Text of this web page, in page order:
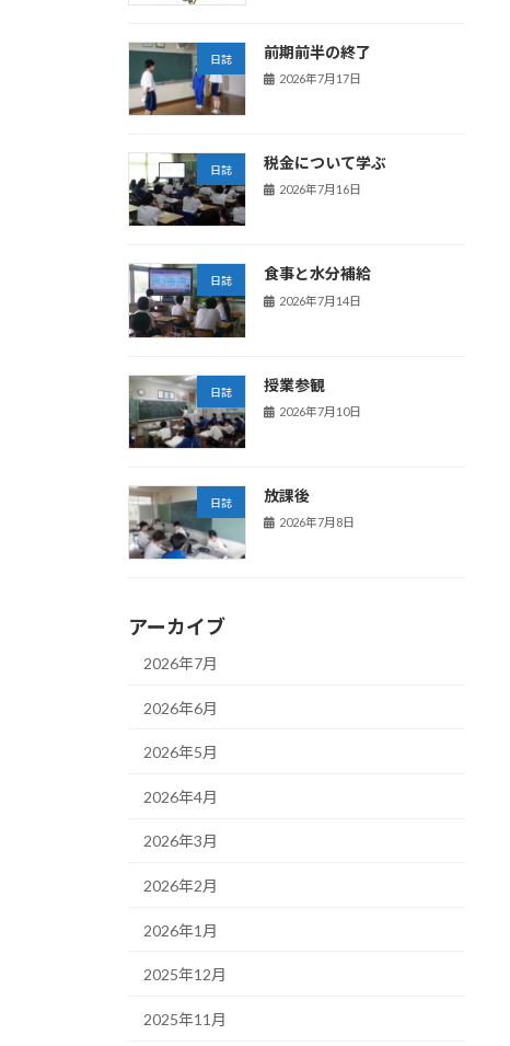
日誌 前期前半の終了
2026年7月17日
日誌 税金について学ぶ
2026年7月16日
日誌 食事と水分補給
2026年7月14日
日誌 授業参観
2026年7月10日
日誌 放課後
2026年7月8日
アーカイブ
2026年7月
2026年6月
2026年5月
2026年4月
2026年3月
2026年2月
2026年1月
2025年12月
2025年11月